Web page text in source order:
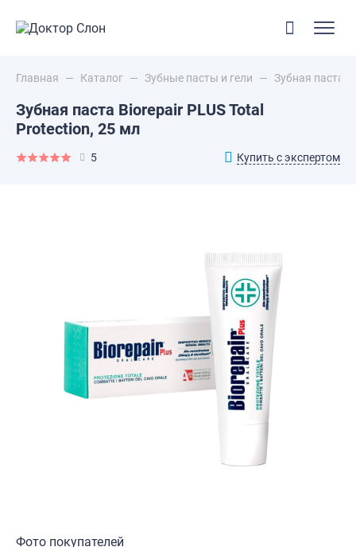
Главная — Каталог — Зубные пасты и гели — Зубная паста
Зубная паста Biorepair PLUS Total
Protection, 25 мл
5 Купить с экспертом
Фото покупателей